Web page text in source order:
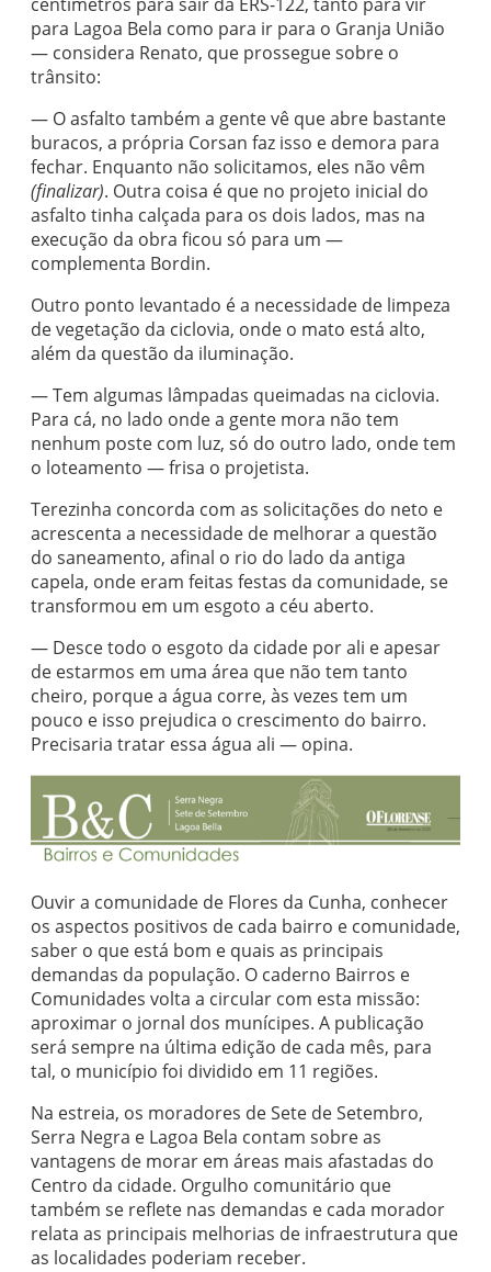
para Lagoa Bela como para ir para o Granja União
— considera Renato, que prossegue sobre o
trânsito:
— O asfalto também a gente vê que abre bastante
buracos, a própria Corsan faz isso e demora para
fechar. Enquanto não solicitamos, eles não vêm
(finalizar). Outra coisa é que no projeto inicial do
asfalto tinha calçada para os dois lados, mas na
execução da obra ficou só para um —
complementa Bordin.
Outro ponto levantado é a necessidade de limpeza
de vegetação da ciclovia, onde o mato está alto,
além da questão da iluminação.
— Tem algumas lâmpadas queimadas na ciclovia.
Para cá, no lado onde a gente mora não tem
nenhum poste com luz, só do outro lado, onde tem
o loteamento — frisa o projetista.
Terezinha concorda com as solicitações do neto e
acrescenta a necessidade de melhorar a questão
do saneamento, afinal o rio do lado da antiga
capela, onde eram feitas festas da comunidade, se
transformou em um esgoto a céu aberto.
— Desce todo o esgoto da cidade por ali e apesar
de estarmos em uma área que não tem tanto
cheiro, porque a água corre, às vezes tem um
pouco e isso prejudica o crescimento do bairro.
Precisaria tratar essa água ali — opina.
Ouvir a comunidade de Flores da Cunha, conhecer
os aspectos positivos de cada bairro e comunidade,
saber o que está bom e quais as principais
demandas da população. O caderno Bairros e
Comunidades volta a circular com esta missão:
aproximar o jornal dos munícipes. A publicação
será sempre na última edição de cada mês, para
tal, o município foi dividido em 11 regiões.
Na estreia, os moradores de Sete de Setembro,
Serra Negra e Lagoa Bela contam sobre as
vantagens de morar em áreas mais afastadas do
Centro da cidade. Orgulho comunitário que
também se reflete nas demandas e cada morador
relata as principais melhorias de infraestrutura que
as localidades poderiam receber.